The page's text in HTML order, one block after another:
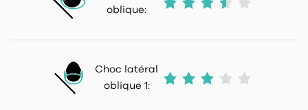
oblique:
Choc latéral
oblique 1: